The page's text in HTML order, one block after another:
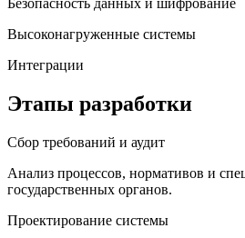
Безопасность данных и шифрование
Высоконагруженные системы
Интеграции
Этапы разработки
Сбор требований и аудит
Анализ процессов, нормативов и
государственных органов.
Проектирование системы